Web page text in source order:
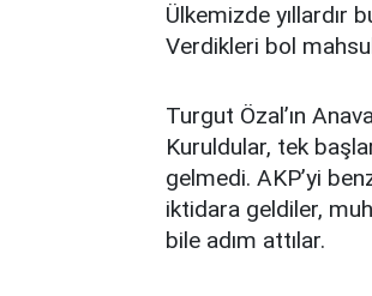
Ülkemizde yıllardır
Verdikleri bol
Turgut Özal’ın
Kuruldular, tek
gelmedi. AKP’yi
iktidara geldiler,
bile adım attılar.